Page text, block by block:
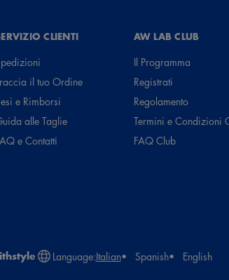
CLIENTI
il tuo Ordine
e Rimborsi
alle Taglie
e Contatti
AW LAB CLUB
Il Programma
Registrati
Regolamento
Termini e Condizioni
FAQ Club
Language:Italian Spanish English